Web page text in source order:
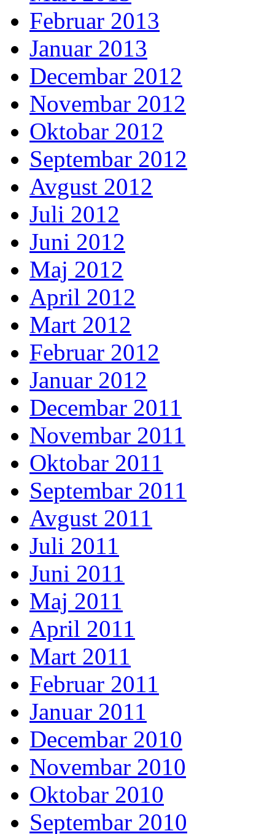
Februar 2013
Januar 2013
Decembar 2012
Novembar 2012
Oktobar 2012
Septembar 2012
Avgust 2012
Juli 2012
Juni 2012
Maj 2012
April 2012
Mart 2012
Februar 2012
Januar 2012
Decembar 2011
Novembar 2011
Oktobar 2011
Septembar 2011
Avgust 2011
Juli 2011
Juni 2011
Maj 2011
April 2011
Mart 2011
Februar 2011
Januar 2011
Decembar 2010
Novembar 2010
Oktobar 2010
Septembar 2010